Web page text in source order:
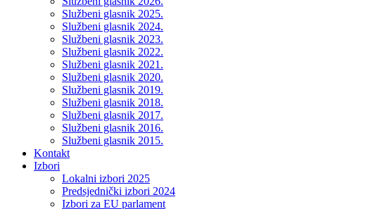
Službeni glasnik 2025.
Službeni glasnik 2024.
Službeni glasnik 2023.
Službeni glasnik 2022.
Službeni glasnik 2021.
Službeni glasnik 2020.
Službeni glasnik 2019.
Službeni glasnik 2018.
Službeni glasnik 2017.
Službeni glasnik 2016.
Službeni glasnik 2015.
Kontakt
Izbori
Lokalni izbori 2025
Predsjednički izbori 2024
Izbori za EU parlament